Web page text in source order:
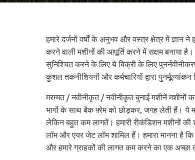
हमारे दर्जनों वर्षों के अनुभव और वस्त्र क्षेत्र में ज्ञान
करने वाली मशीनों की आपूर्ति करने में सक्षम बनाया
सुनिश्चित करने के लिए ये बिक्री के लिए
कुशल तकनीशियनों और कर्मचारियों द्वारा पुनर्मूल्यांकन
मरम्मत / नवीनीकृत / नवीनीकृत बुनाई मशीनें मशीनों
भागों के साथ बैक फ़्रेम को छोड़कर, जगह लेती हैं। ये
लेकिन बहुत कम लागतें। हमारी रीकंडिशन मशीनों की
लॉम और एयर जेट लॉम शामिल हैं। हमारा मानना ​​है
और हमारे ग्राहकों की लागत कम करने का एक अच्छा